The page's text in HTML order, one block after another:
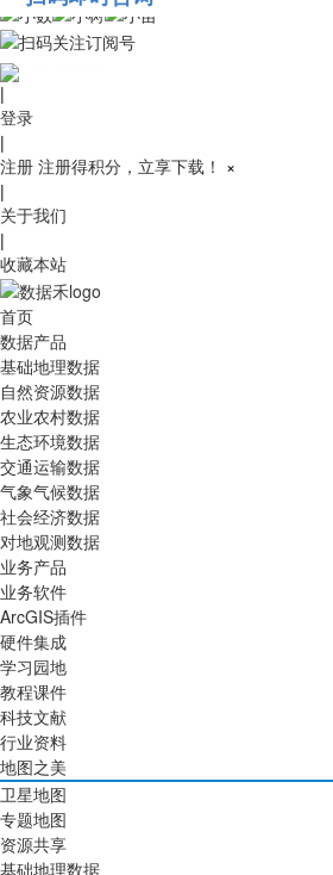
010-53689091
|
登录
|
注册 注册得积分，立享下载！ ×
|
关于我们
|
收藏本站
首页
数据产品
基础地理数据
自然资源数据
农业农村数据
生态环境数据
交通运输数据
气象气候数据
社会经济数据
对地观测数据
业务产品
业务软件
ArcGIS插件
硬件集成
学习园地
教程课件
科技文献
行业资料
地图之美
卫星地图
专题地图
资源共享
基础地理数据